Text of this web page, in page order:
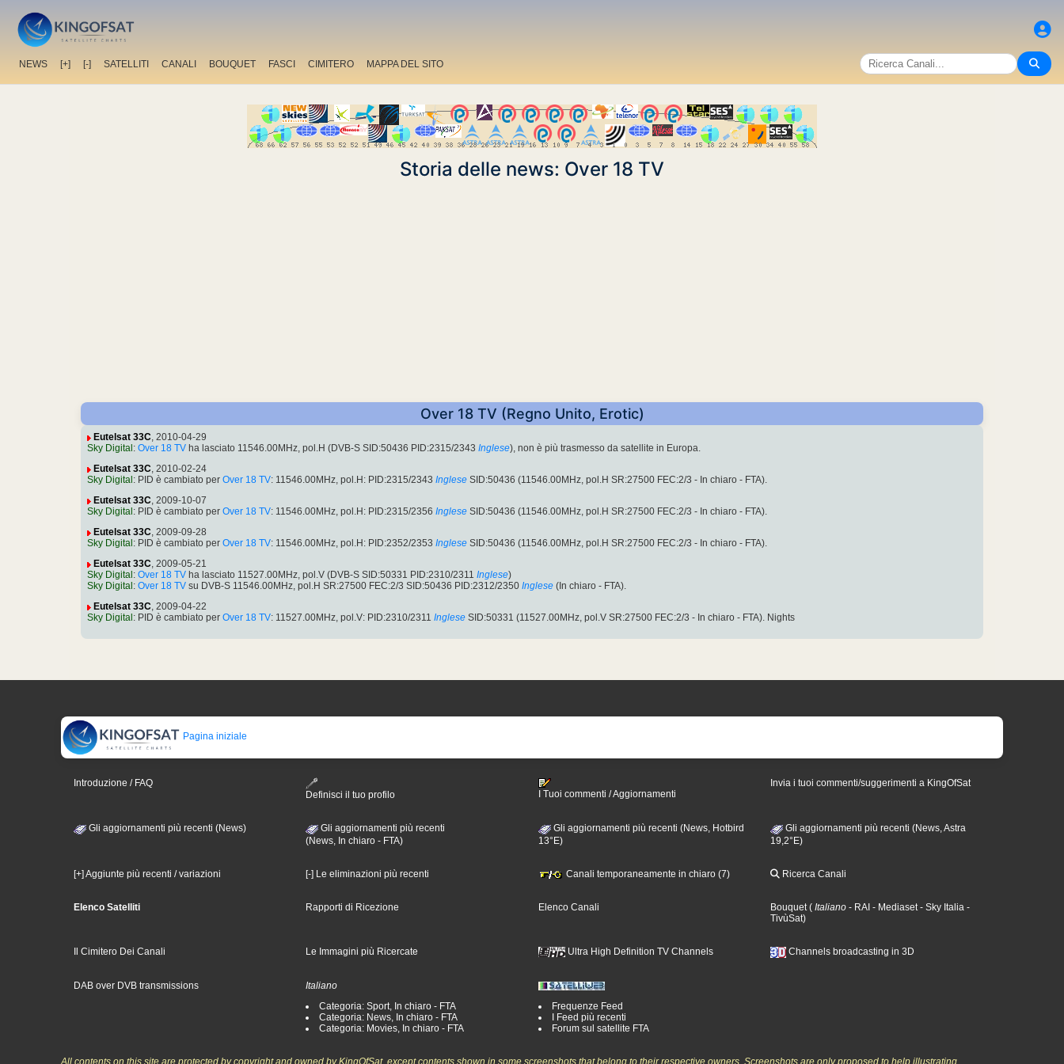
NEWS [+] [-] SATELLITI CANALI BOUQUET FASCI CIMITERO MAPPA DEL SITO
Storia delle news: Over 18 TV
Over 18 TV (Regno Unito, Erotic)
Eutelsat 33C, 2010-04-29
Sky Digital : Over 18 TV ha lasciato 11546.00MHz, pol.H (DVB-S SID:50436 PID:2315/2343 Inglese), non è più trasmesso da satellite in Europa.
Eutelsat 33C, 2010-02-24
Sky Digital : PID è cambiato per Over 18 TV: 11546.00MHz, pol.H: PID:2315/2343 Inglese SID:50436 (11546.00MHz, pol.H SR:27500 FEC:2/3 - In chiaro - FTA).
Eutelsat 33C, 2009-10-07
Sky Digital : PID è cambiato per Over 18 TV: 11546.00MHz, pol.H: PID:2315/2356 Inglese SID:50436 (11546.00MHz, pol.H SR:27500 FEC:2/3 - In chiaro - FTA).
Eutelsat 33C, 2009-09-28
Sky Digital : PID è cambiato per Over 18 TV: 11546.00MHz, pol.H: PID:2352/2353 Inglese SID:50436 (11546.00MHz, pol.H SR:27500 FEC:2/3 - In chiaro - FTA).
Eutelsat 33C, 2009-05-21
Sky Digital : Over 18 TV ha lasciato 11527.00MHz, pol.V (DVB-S SID:50331 PID:2310/2311 Inglese)
Sky Digital : Over 18 TV su DVB-S 11546.00MHz, pol.H SR:27500 FEC:2/3 SID:50436 PID:2312/2350 Inglese (In chiaro - FTA).
Eutelsat 33C, 2009-04-22
Sky Digital : PID è cambiato per Over 18 TV: 11527.00MHz, pol.V: PID:2310/2311 Inglese SID:50331 (11527.00MHz, pol.V SR:27500 FEC:2/3 - In chiaro - FTA). Nights
Pagina iniziale
Introduzione / FAQ
Definisci il tuo profilo
I Tuoi commenti / Aggiornamenti
Invia i tuoi commenti/suggerimenti a KingOfSat
Gli aggiornamenti più recenti (News)
Gli aggiornamenti più recenti
(News, In chiaro - FTA)
Gli aggiornamenti più recenti (News, Hotbird
13°E)
Gli aggiornamenti più recenti (News, Astra
19,2°E)
[+] Aggiunte più recenti / variazioni [-] Le eliminazioni più recenti Canali temporaneamente in chiaro (7) Ricerca Canali
Elenco Satelliti Rapporti di Ricezione Elenco Canali Bouquet( Italiano - RAI - Mediaset- Sky Italia -
TivùSat)
Il Cimitero Dei Canali Le Immagini più Ricercate Ultra High Definition TV Channels Channels broadcasting in 3D
DAB over DVB transmissions
Italiano
Categoria: Sport, In chiaro - FTA
Categoria: News, In chiaro - FTA
Categoria: Movies, In chiaro - FTA
Frequenze Feed
I Feed più recenti
Forum sul satellite FTA
All contents on this site are protected by copyright and owned by KingOfSat, except contents shown in some screenshots that belong to their respective owners. Screenshots are only proposed to help illustrating,